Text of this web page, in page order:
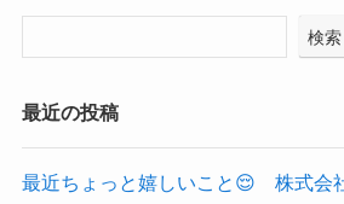
検索
最近の投稿
最近ちょっと嬉しいこと😌 株式会